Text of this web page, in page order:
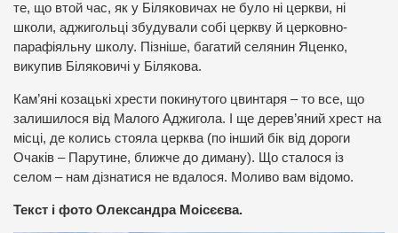
те, що втой час, як у Біляковичах не було ні церкви, ні
школи, аджигольці збудували собі церкву й церковно-
парафіяльну школу. Пізніше, багатий селянин Яценко,
викупив Біляковичі у Білякова.
Кам’яні козацькі хрести покинутого цвинтаря – то все, що
залишилося від Малого Аджигола. І ще дерев’яний хрест на
місці, де колись стояла церква (по інший бік від дороги
Очаків – Парутине, ближче до диману). Що сталося із
селом – нам дізнатися не вдалося. Моливо вам відомо.
Текст і фото Олександра Моісєєва.